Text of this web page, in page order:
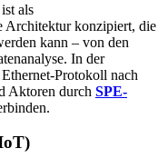
als
Architektur konzipiert, die
kann – von den
In der
Protokoll nach
Aktoren durch SPE-